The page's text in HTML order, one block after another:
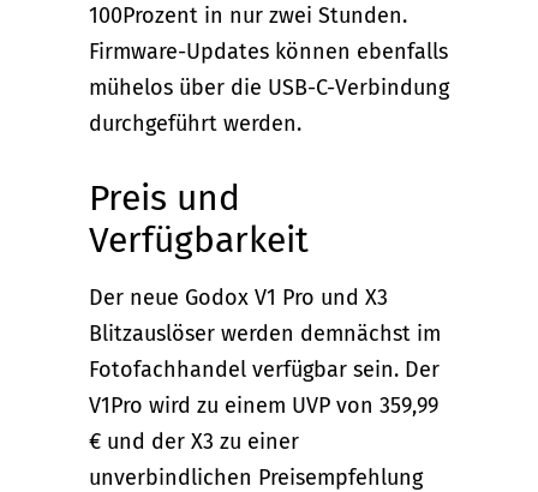
100Prozent in nur zwei Stunden.
Firmware-Updates können ebenfalls
mühelos über die USB-C-Verbindung
durchgeführt werden.
Preis und
Verfügbarkeit
Der neue Godox V1 Pro und X3
Blitzauslöser werden demnächst im
Fotofachhandel verfügbar sein. Der
V1Pro wird zu einem UVP von 359,99
€ und der X3 zu einer
unverbindlichen Preisempfehlung